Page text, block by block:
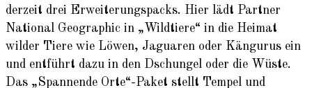
derzeit drei Erweiterungspacks. Hier lädt Partner
National Geographic in „Wildtiere“ in die Heimat
wilder Tiere wie Löwen, Jaguaren oder Kängurus ein
und entführt dazu in den Dschungel oder die Wüste.
Das „Spannende Orte“-Paket stellt Tempel und